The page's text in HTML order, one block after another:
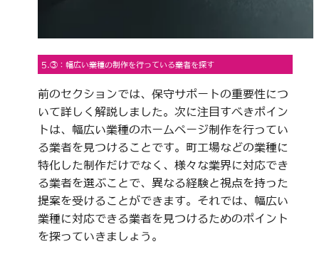
5.③：幅広い業種の制作を行っている業者を探す
前のセクションでは、保守サポートの重要性につ
いて詳しく解説しました。次に注目すべきポイン
トは、幅広い業種のホームページ制作を行ってい
る業者を見つけることです。町工場などの業種に
特化した制作だけでなく、様々な業界に対応でき
る業者を選ぶことで、異なる経験と視点を持った
提案を受けることができます。それでは、幅広い
業種に対応できる業者を見つけるためのポイント
を探っていきましょう。